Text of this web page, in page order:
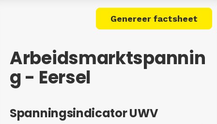
Genereer factsheet
Arbeidsmarktspannin
g - Eersel
Spanningsindicator UWV